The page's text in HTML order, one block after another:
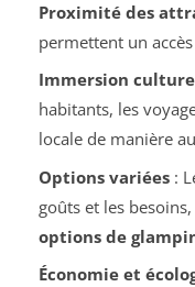
Proximité des
permettent un
Immersion
habitants, les
locale de manière
Options variées:
goûts et les
options de
Économie et